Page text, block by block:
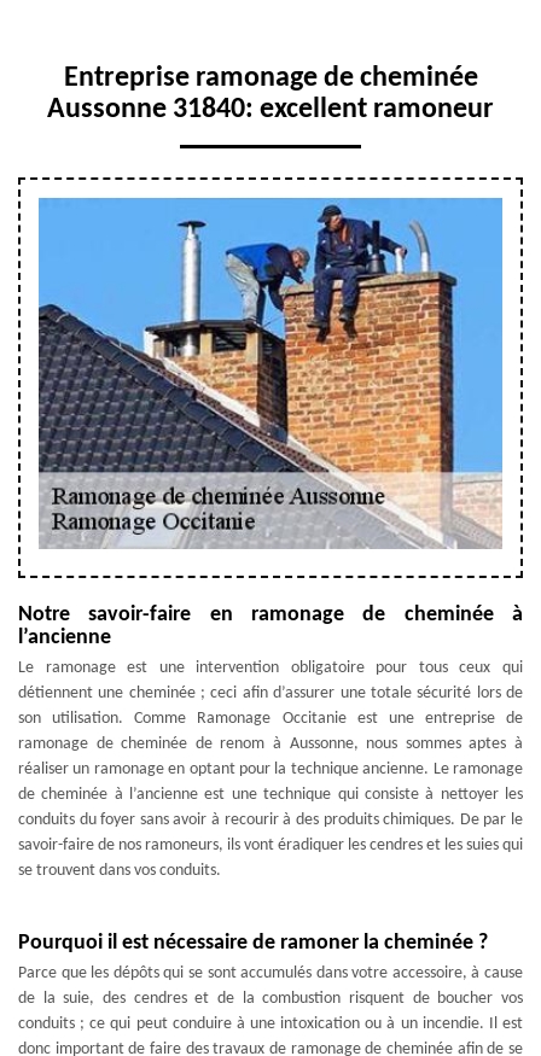
Entreprise ramonage de cheminée
Aussonne 31840: excellent ramoneur
Notre savoir-faire en ramonage de cheminée à
l’ancienne
Le ramonage est une intervention obligatoire pour tous ceux qui
détiennent une cheminée ; ceci afin d’assurer une totale sécurité lors de
son utilisation. Comme Ramonage Occitanie est une entreprise de
ramonage de cheminée de renom à Aussonne, nous sommes aptes à
réaliser un ramonage en optant pour la technique ancienne. Le ramonage
de cheminée à l’ancienne est une technique qui consiste à nettoyer les
conduits du foyer sans avoir à recourir à des produits chimiques. De par le
savoir-faire de nos ramoneurs, ils vont éradiquer les cendres et les suies qui
se trouvent dans vos conduits.
Pourquoi il est nécessaire de ramoner la cheminée ?
Parce que les dépôts qui se sont accumulés dans votre accessoire, à cause
de la suie, des cendres et de la combustion risquent de boucher vos
conduits ; ce qui peut conduire à une intoxication ou à un incendie. Il est
donc important de faire des travaux de ramonage de cheminée afin de se